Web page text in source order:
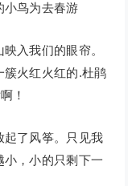
小鸟为去春游
入我们的眼帘。
火红火红的.杜鹃
！
了风筝。只见我
，小的只剩下一